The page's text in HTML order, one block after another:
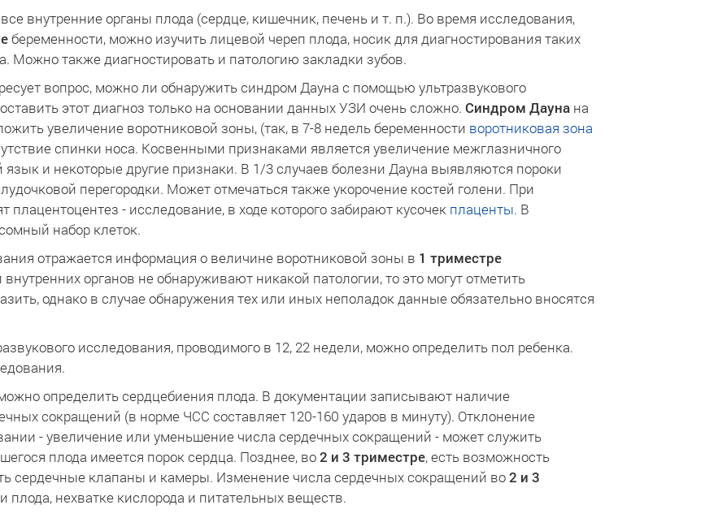
внутренние органы плода (сердце, кишечник, печень и т. п.). Во время исследования,
беременности, можно изучить лицевой череп плода, носик для диагностирования таких
Можно также диагностировать и патологию закладки зубов.
вопрос, можно ли обнаружить синдром Дауна с помощью ультразвукового
этот диагноз только на основании данных УЗИ очень сложно. Синдром Дауна на
увеличение воротниковой зоны, (так, в 7-8 недель беременности воротниковая зона
спинки носа. Косвенными признаками является увеличение межглазничного
и некоторые другие признаки. В 1/3 случаев болезни Дауна выявляются пороки
перегородки. Может отмечаться также укорочение костей голени. При
- исследование, в ходе которого забирают кусочек плаценты. В
набор клеток.
отражается информация о величине воротниковой зоны в 1 триместре
органов не обнаруживают никакой патологии, то это могут отметить
однако в случае обнаружения тех или иных неполадок данные обязательно вносятся
исследования, проводимого в 12, 22 недели, можно определить пол ребенка.
определить сердцебиения плода. В документации записывают наличие
сокращений (в норме ЧСС составляет 120-160 ударов в минуту). Отклонение
- увеличение или уменьшение числа сердечных сокращений - может служить
плода имеется порок сердца. Позднее, во2 и 3 триместре, есть возможность
сердечные клапаны и камеры. Изменение числа сердечных сокращений во2 и 3
плода, нехватке кислорода и питательных веществ.